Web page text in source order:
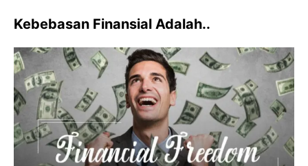
Kebebasan Finansial Adalah..